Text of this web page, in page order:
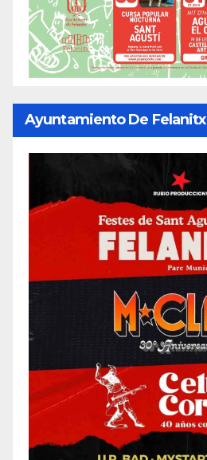
Ayuntamiento De Felanitx